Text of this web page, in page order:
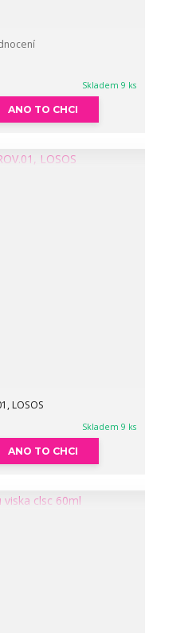
Skladem 9 ks
ANO TO CHCI
LOSOS
Skladem 9 ks
ANO TO CHCI